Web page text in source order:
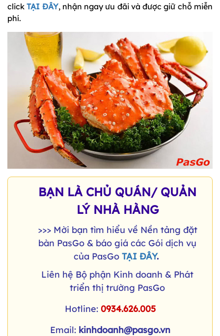
clickTẠI ĐÂY, nhận ngay ưu đãi và được giữ chỗ miễn
phí.
BẠN LÀ CHỦ QUÁN/ QUẢN
LÝ NHÀ HÀNG
>>> Mời bạn tìm hiểu về Nền tảng đặt
bàn PasGo & báo giá các Gói dịch vụ
của PasGo TẠI ĐÂY.
Liên hệ Bộ phận Kinh doanh & Phát
triển thị trường PasGo
Hotline: 0934.626.005
Email: kinhdoanh@pasgo.vn